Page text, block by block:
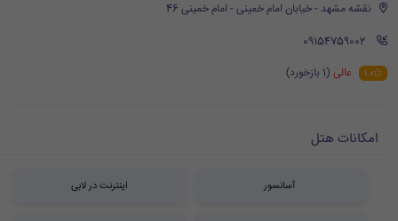
نقشه مشهد - خیابان امام خمینی - امام خمینی 46
‪ 09154759002
1.0 عالی (1 بازخورد)
امکانات هتل
آسانسور اینترنت در لابی